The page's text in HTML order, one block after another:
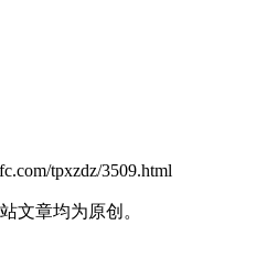
tpxzdz/3509.html
文章均为原创。